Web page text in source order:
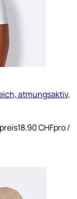
atmungsaktiv,
18.90 CHFpro/